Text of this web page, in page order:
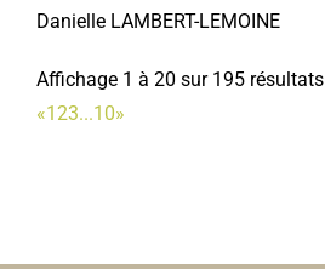
Danielle LAMBERT-LEMOINE
Affichage 1 à 20 sur 195 résultats
«123...10»